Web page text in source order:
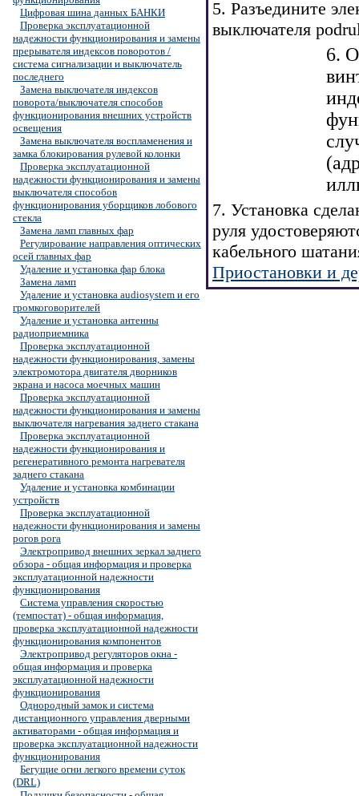
Цифровая шина данных БАНКИ
Проверка эксплуатационной
надежности функционирования и замены
прерывателя индексов поворотов /
система сигнализации и выключатель
последнего
Замена выключателя индексов
поворота/выключателя способов
функционирования внешних устройств
освещения
Замена выключателя воспламенения и
замка блокирования рулевой колонки
Проверка эксплуатационной
надежности функционирования и замены
выключателя способов
функционирования уборщиков лобового
стекла
Замена ламп главных фар
Регулирование направления оптических
осей главных фар
Удаление и установка фар блока
Замена ламп
Удаление и установка audiosystem и его
громкоговорителей
Удаление и установка антенны
радиоприемника
Проверка эксплуатационной
надежности функционирования, замены
электромотора двигателя дворников
экрана и насоса моечных машин
Проверка эксплуатационной
надежности функционирования и замены
выключателя нагревания заднего стакана
Проверка эксплуатационной
надежности функционирования и
регенеративного ремонта нагревателя
заднего стакана
Удаление и установка комбинации
устройств
Проверка эксплуатационной
надежности функционирования и замены
рогов рога
Электропривод внешних зеркал заднего
обзора - общая информация и проверка
эксплуатационной надежности
функционирования
Система управления скоростью
(темпостат) - общая информация,
проверка эксплуатационной надежности
функционирования компонентов
Электропривод регуляторов окна -
общая информация и проверка
эксплуатационной надежности
функционирования
Однородный замок и система
дистанционного управления дверными
активаторами - общая информация и
проверка эксплуатационной надежности
функционирования
Бегущие огни легкого времени суток
(DRL)
5. Разъедините
выключателя
6.
7. Установка
руля
кабельного
Приостановки и